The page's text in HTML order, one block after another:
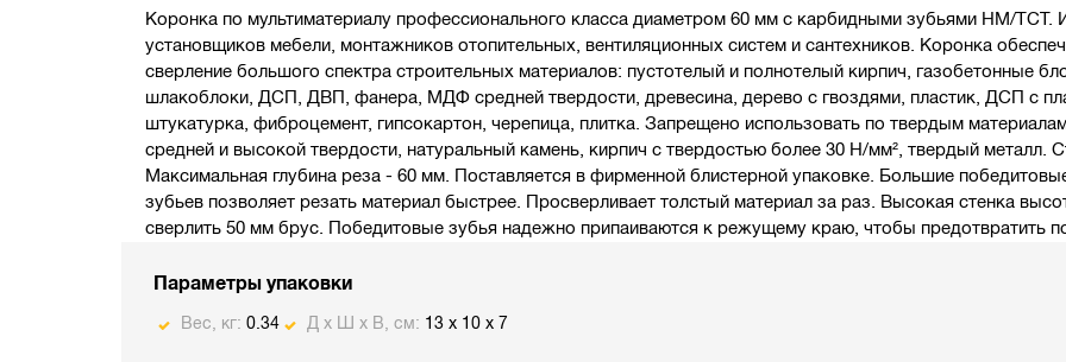
Коронка по мультиматериалу профессионального класса диаметром 60 мм с карбидными зубьями HM/TCT.
установщиков мебели, монтажников отопительных, вентиляционных систем и сантехников. Коронка
сверление большого спектра строительных материалов: пустотелый и полнотелый кирпич, газобетонные
шлакоблоки, ДСП, ДВП, фанера, МДФ средней твердости, древесина, дерево с гвоздями, пластик, ДСП с
штукатурка, фиброцемент, гипсокартон, черепица, плитка. Запрещено использовать по твердым
средней и высокой твердости, натуральный камень, кирпич с твердостью более 30 Н/мм², твердый металл.
Максимальная глубина реза - 60 мм. Поставляется в фирменной блистерной упаковке. Большие
зубьев позволяет резать материал быстрее. Просверливает толстый материал за раз. Высокая стенка
сверлить 50 мм брус. Победитовые зубья надежно припаиваются к режущему краю, чтобы предотвратить
Параметры упаковки
Вес, кг: 0.34 Д х Ш х В, см: 13 x 10 x 7